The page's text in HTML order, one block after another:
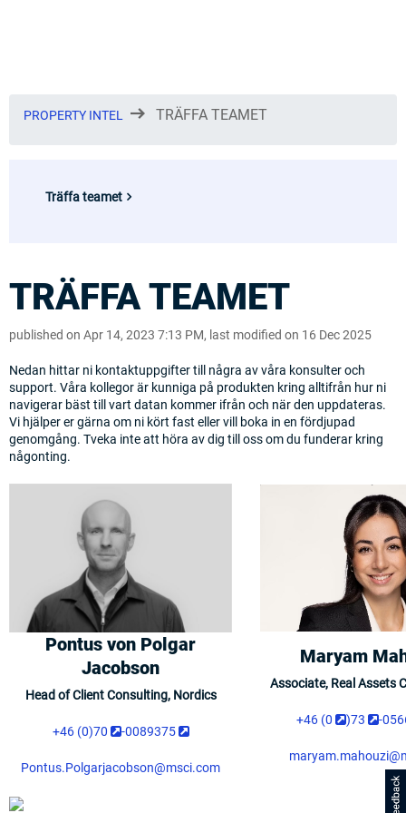
PROPERTY INTEL TRÄFFA TEAMET
Träffa teamet
TRÄFFA TEAMET
published on Apr 14, 2023 7:13 PM, last modified on 16 Dec 2025
Nedan hittar ni kontaktuppgifter till några av våra konsulter och
support. Våra kollegor är kunniga på produkten kring alltifrån hur ni
navigerar bäst till vart datan kommer ifrån och när den uppdateras.
Vi hjälper er gärna om ni kört fast eller vill boka in en fördjupad
genomgång. Tveka inte att höra av dig till oss om du funderar kring
någonting.
Pontus von Polgar
Jacobson
Head of Client Consulting, Nordics
+46 (0)70 (opens in a new tab)
-0089375 (opens in a new tab)
Pontus.Polgarjacobson@msci.com
Maryam
Associate, Real Assets
+46 (0 (opens in
)73 -